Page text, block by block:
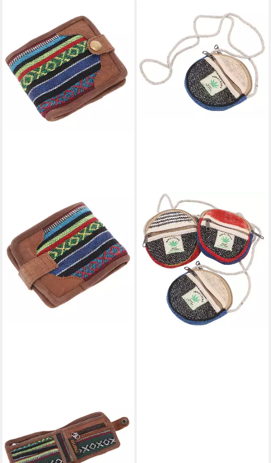
Portemonnaie Retro, Vintage..
25,90 €
lieferbar - in 2-3 Werktagen bei dir
GURU-SHOP
Geldbörse Rundes Ethno
Patchwork Portemonnaie,
Mäppchen,..
8,90 €
lieferbar - in 2-3 Werktagen bei dir